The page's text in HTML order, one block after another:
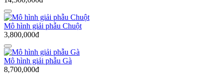
Mô hình giải phẫu Chuột
3,800,000đ
Mô hình giải phẫu Gà
8,700,000đ